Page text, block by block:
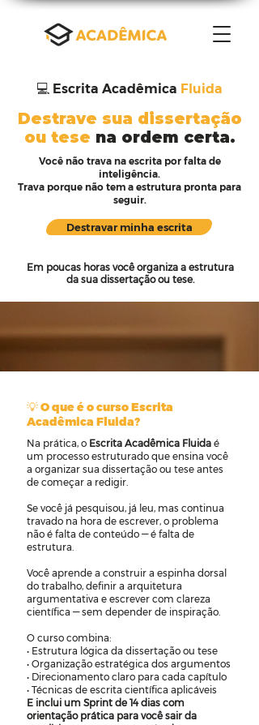
💻 Escrita Acadêmica Fluida
Destrave sua dissertação
ou tese na ordem certa.
Você não trava na escrita por falta de
inteligência.
Trava porque não tem a estrutura pronta para
seguir.
Destravar minha escrita
Em poucas horas você organiza a estrutura
da sua dissertação ou tese.
💡 O que é o curso Escrita
Acadêmica Fluida?
Na prática, o Escrita Acadêmica Fluida é
um processo estruturado que ensina você
a organizar sua dissertação ou tese antes
de começar a redigir.
Se você já pesquisou, já leu, mas continua
travado na hora de escrever, o problema
não é falta de conteúdo — é falta de
estrutura.
Você aprende a construir a espinha dorsal
do trabalho, definir a arquitetura
argumentativa e escrever com clareza
científica — sem depender de inspiração.
O curso combina:
• Estrutura lógica da dissertação ou tese
• Organização estratégica dos argumentos
• Direcionamento claro para cada capítulo
• Técnicas de escrita científica aplicáveis
E inclui um Sprint de 14 dias com
orientação prática para você sair da